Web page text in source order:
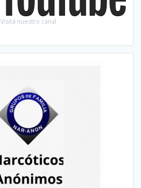
Visitá nuestro canal